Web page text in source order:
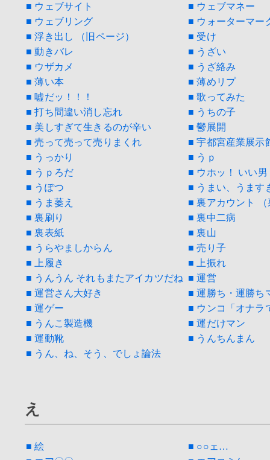
■ ウェブサイト
■ ウェブマネー
■ ウェブリング
■ ウォーターマー
■ 浮き出し （旧ページ）
■ 受け
■ 動きバレ
■ うざい
■ ウザカメ
■ うざ絡み
■ 薄い本
■ 薄めリプ
■ 嘘だッ！！！
■ 歌ってみた
■ 打ち間違い消し忘れ
■ うちの子
■ 美しすぎて生きるのが辛い
■ 鬱展開
■ 売って売って売りまくれ
■ 宇都宮産業展示
■ うっかり
■ うｐ
■ うｐろだ
■ ウホッ！ いい男
■ うぽつ
■ うまい、うます
■ うま萎え
■ 裏アカウント （
■ 裏刷り
■ 裏中二病
■ 裏表紙
■ 裏山
■ うらやましからん
■ 売り子
■ 上履き
■ 上振れ
■ うんうん それもまたアイカツだね ■ 運営
■ 運営さん大好き
■ 運勝ち・運勝ち
■ 運ゲー
■ ウンコ「オナラ
■ うんこ製造機
■ 運だけマン
■ 運動靴
■ うんちんまん
■ うん、ね、そう、でしょ論法
え
■ 絵
■ ○○ェ…